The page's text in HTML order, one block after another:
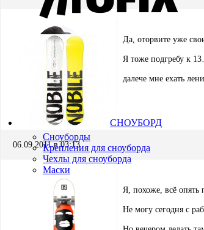
СНОУБОРД
Сноуборды
Крепления для сноуборда
Чехлы для сноуборда
Маски
mr.bukin
Участник
Да, оторвите уже
Я тоже подгребу к
далече мне ехать
06.09.2011 в 03:13
Я, похоже, всё
Не могу сегодня с